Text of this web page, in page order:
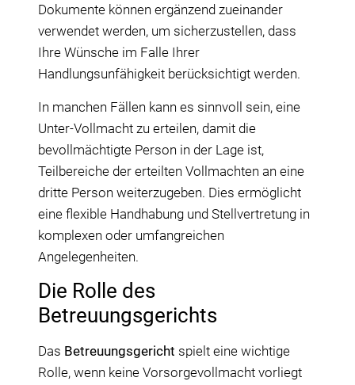
Dokumente können ergänzend zueinander
verwendet werden, um sicherzustellen, dass
Ihre Wünsche im Falle Ihrer
Handlungsunfähigkeit berücksichtigt werden.
In manchen Fällen kann es sinnvoll sein, eine
Unter-Vollmacht zu erteilen, damit die
bevollmächtigte Person in der Lage ist,
Teilbereiche der erteilten Vollmachten an eine
dritte Person weiterzugeben. Dies ermöglicht
eine flexible Handhabung und Stellvertretung in
komplexen oder umfangreichen
Angelegenheiten.
Die Rolle des
Betreuungsgerichts
Das Betreuungsgericht spielt eine wichtige
Rolle, wenn keine Vorsorgevollmacht vorliegt